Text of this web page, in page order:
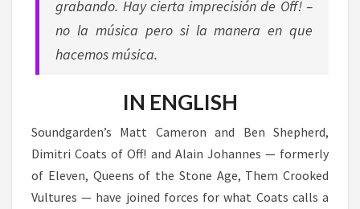
grabando. Hay cierta imprecisión de Off! –
no la música pero si la manera en que
hacemos música.
IN ENGLISH
Soundgarden’s Matt Cameron and Ben Shepherd,
Dimitri Coats of Off! and Alain Johannes — formerly
of Eleven, Queens of the Stone Age, Them Crooked
Vultures — have joined forces for what Coats calls a